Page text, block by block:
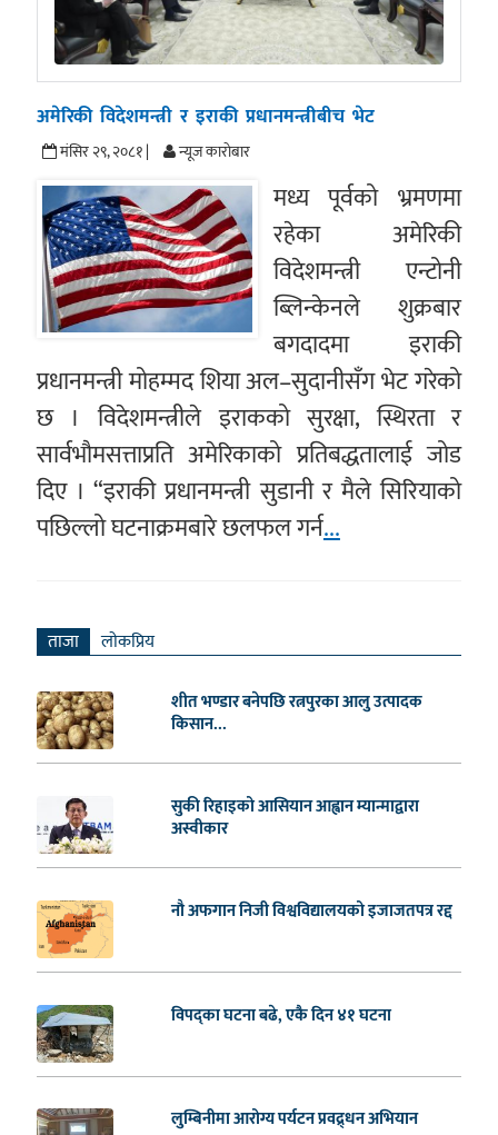
अमेरिकी विदेशमन्त्री र इराकी प्रधानमन्त्रीबीच भेट
मंसिर २९, २०८१ | न्यूज काराेबार
मध्य पूर्वको भ्रमणमा
रहेका अमेरिकी
विदेशमन्त्री एन्टोनी
ब्लिन्केनले शुक्रबार
बगदादमा इराकी
प्रधानमन्त्री मोहम्मद शिया अल–सुदानीसँग भेट गरेको
छ । विदेशमन्त्रीले इराकको सुरक्षा, स्थिरता र
सार्वभौमसत्ताप्रति अमेरिकाको प्रतिबद्धतालाई जोड
दिए । “इराकी प्रधानमन्त्री सुडानी र मैले सिरियाको
पछिल्लो घटनाक्रमबारे छलफल गर्न...
ताजा लाेकप्रिय
शीत भण्डार बनेपछि रत्नपुरका आलु उत्पादक
किसान...
सुकी रिहाइको आसियान आह्वान म्यान्माद्वारा
अस्वीकार
नौ अफगान निजी विश्वविद्यालयको इजाजतपत्र रद्द
विपद्का घटना बढे, एकै दिन ४१ घटना
लुम्बिनीमा आरोग्य पर्यटन प्रवद्र्धन अभियान